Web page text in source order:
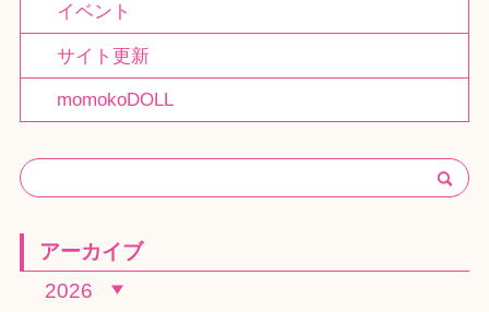
イベント
サイト更新
momokoDOLL
アーカイブ
2026